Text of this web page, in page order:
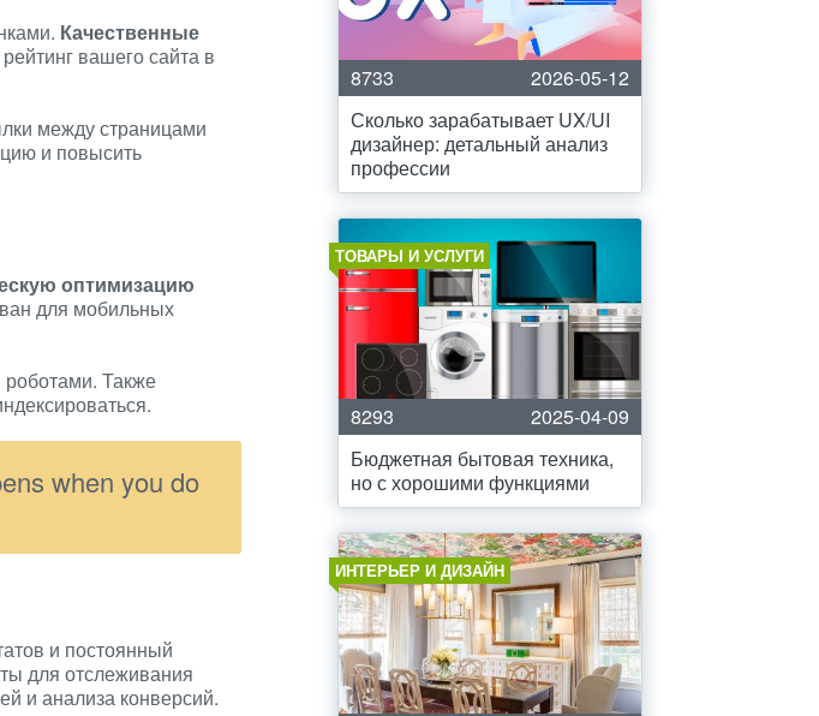
Качественные
вашего сайта в
между страницами
и повысить
оптимизацию
для мобильных
Также
when you do
и постоянный
для отслеживания
и анализа конверсий.
8733
2026-05-12
Сколько зарабатывает UX/UI
дизайнер: детальный анализ
профессии
ТОВАРЫ И УСЛУГИ
8293
2025-04-09
Бюджетная бытовая техника,
но с хорошими функциями
ИНТЕРЬЕР И ДИЗАЙН